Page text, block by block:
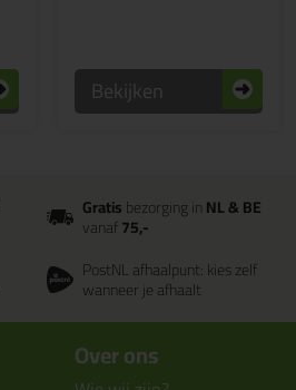
Bekijken
Gratisbezorging inNL & BE
vanaf75,-
PostNL afhaalpunt: kies zelf
wanneer je afhaalt
Over ons